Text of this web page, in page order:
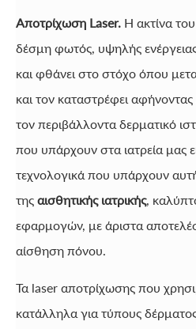
Αποτρίχωση Laser. Η ακτίνα του
δέσμη φωτός, υψηλής
και φθάνει στο στόχο όπου
και τον καταστρέφει
τον περιβάλλοντα δερματικό
που υπάρχουν στα ιατρεία μας
τεχνολογικά που υπάρχουν
της αισθητικής ιατρικής,
εφαρμογών, με άριστα
αίσθηση πόνου.
Τα laser αποτρίχωσης που
κατάλληλα για τύπους